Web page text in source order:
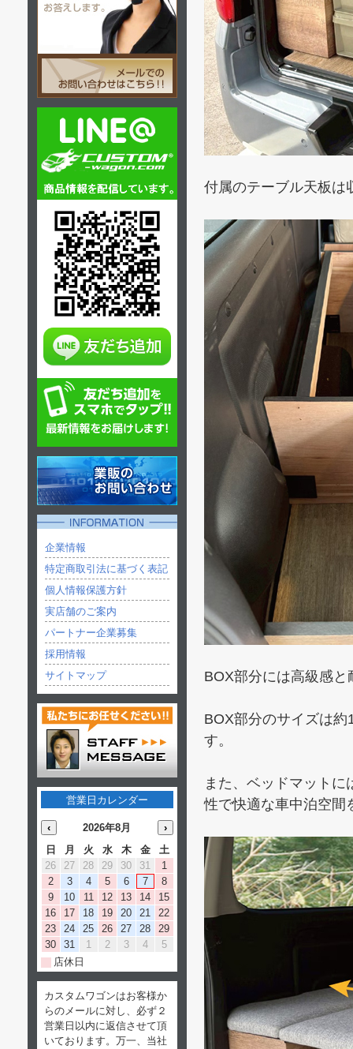
企業情報
特定商取引法に基づく表記
個人情報保護方針
実店舗のご案内
パートナー企業募集
採用情報
サイトマップ
営業日カレンダー
‹ 2026年8月
›
日
月 火 水 木 金
土
26
27 28 29 30 31
1
2
3 4 5 6 7
8
9
10 11 12 13 14
15
16
17 18 19 20 21
22
23
24 25 26 27 28
29
30
31 1 2 3 4
5
店休日
カスタムワゴンはお客様か
らのメールに対し、必ず２
営業日以内に返信させて頂
いております。万一、当社
付属のテーブル天板は
BOX部分には高級感
BOX部分のサイズは
す。
また、ベッドマット
性で快適な車中泊空間